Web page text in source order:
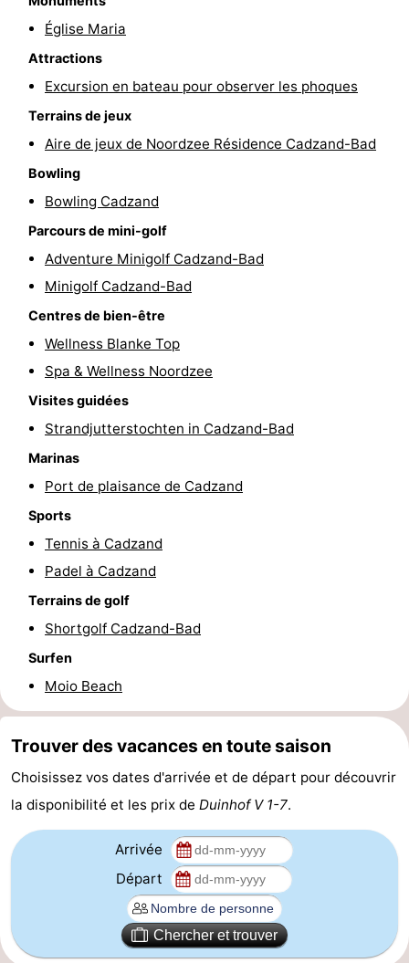
Piscines
Faire
vélo
Randonnée
Équitation
Terrains
Surfen
Sportive
Equitation
Glossopètre
Observation
des
phoques
Boire
manger
Événements
Pratiques
Forum
Route
Médicales
Région
Walcheren
-
Veere
-
Zoutelande
-
Église Maria
Attractions
Excursion en bateau pour observer les phoques
Terrains de jeux
Aire de jeux de Noordzee Résidence Cadzand-Bad
Bowling
Bowling Cadzand
Parcours de mini-golf
Adventure Minigolf Cadzand-Bad
Minigolf Cadzand-Bad
Centres de bien-être
Wellness Blanke Top
Spa & Wellness Noordzee
Visites guidées
Strandjutterstochten in Cadzand-Bad
Marinas
Port de plaisance de Cadzand
Sports
Tennis à Cadzand
Padel à Cadzand
Terrains de golf
Shortgolf Cadzand-Bad
Surfen
Moio Beach
Trouver des vacances en toute saison
Choisissez vos dates d'arrivée et de départ pour découvrir
la disponibilité et les prix de Duinhof V 1-7.
Arrivée
Départ
Chercher et trouver